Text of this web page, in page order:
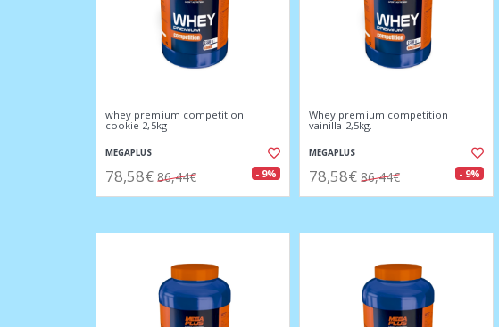
whey premium competition
cookie 2,5kg
MEGAPLUS
78,58€ 86,44€ - 9%
Whey premium competition
vainilla 2,5kg.
MEGAPLUS
78,58€ 86,44€ - 9%